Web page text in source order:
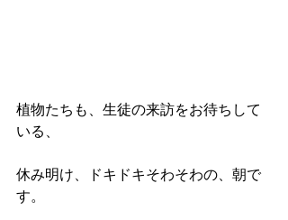
植物たちも、生徒の来訪をお待ちして
いる、
休み明け、ドキドキそわそわの、朝で
す。